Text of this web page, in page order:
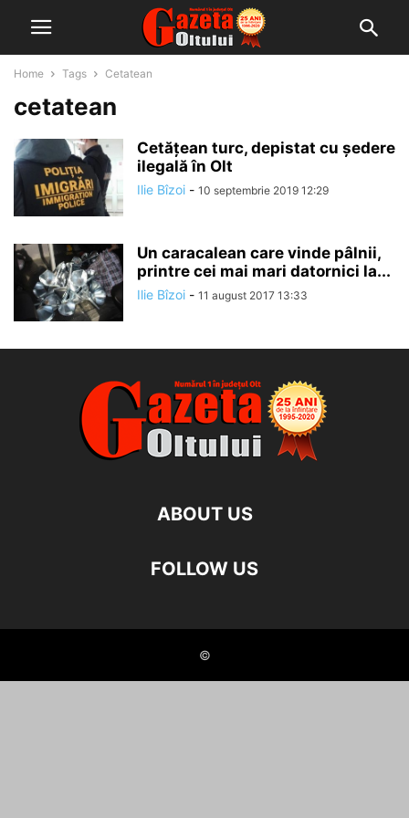
Home Tags Cetatean
cetatean
Cetățean turc, depistat cu ședere
ilegală în Olt
Ilie Bîzoi - 10 septembrie 2019 12:29
Un caracalean care vinde pâlnii,
printre cei mai mari datornici la...
Ilie Bîzoi - 11 august 2017 13:33
ABOUT US
FOLLOW US
©